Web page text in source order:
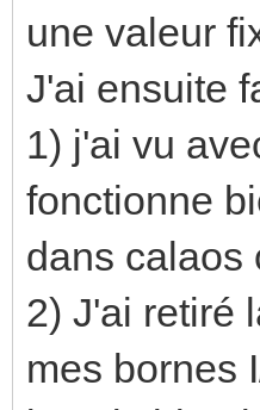
une valeur
J'ai ensuite
1) j'ai vu
fonctionne
dans calaos
2) J'ai retiré
mes bornes